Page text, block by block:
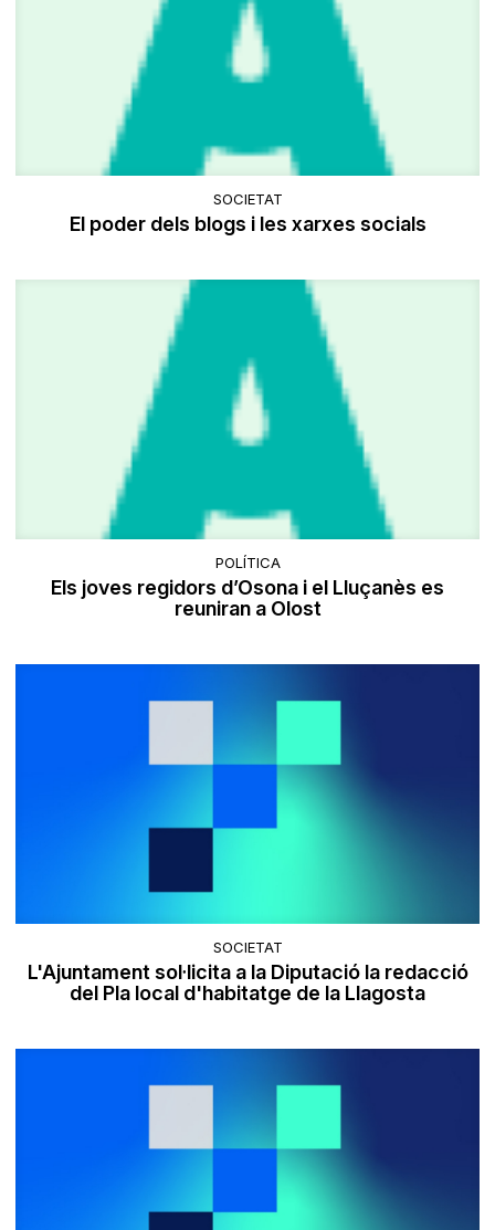
SOCIETAT
El poder dels blogs i les xarxes socials
POLÍTICA
Els joves regidors d’Osona i el Lluçanès es
reuniran a Olost
SOCIETAT
L'Ajuntament sol·licita a la Diputació la redacció
del Pla local d'habitatge de la Llagosta